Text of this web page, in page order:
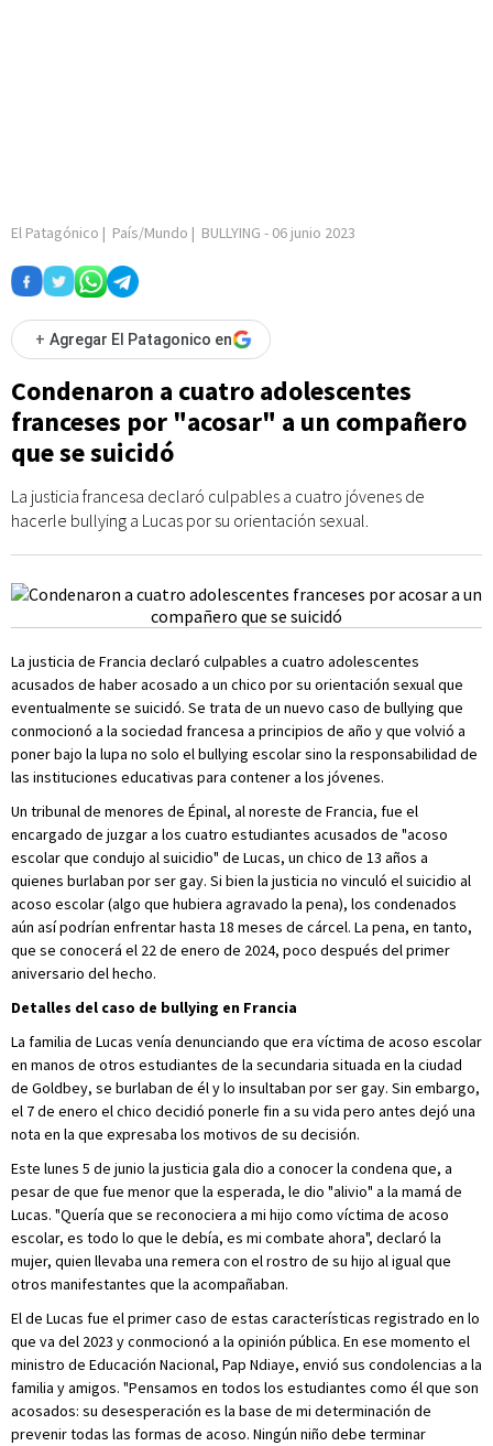
El Patagónico | País/Mundo | BULLYING - 06 junio 2023
+ Agregar El Patagonico en
Condenaron a cuatro adolescentes
franceses por "acosar" a un compañero
que se suicidó
La justicia francesa declaró culpables a cuatro jóvenes de
hacerle bullying a Lucas por su orientación sexual.
La justicia de Francia declaró culpables a cuatro adolescentes
acusados de haber acosado a un chico por su orientación sexual que
eventualmente se suicidó. Se trata de un nuevo caso de bullying que
conmocionó a la sociedad francesa a principios de año y que volvió a
poner bajo la lupa no solo el bullying escolar sino la responsabilidad de
las instituciones educativas para contener a los jóvenes.
Un tribunal de menores de Épinal, al noreste de Francia, fue el
encargado de juzgar a los cuatro estudiantes acusados de "acoso
escolar que condujo al suicidio" de Lucas, un chico de 13 años a
quienes burlaban por ser gay. Si bien la justicia no vinculó el suicidio al
acoso escolar (algo que hubiera agravado la pena), los condenados
aún así podrían enfrentar hasta 18 meses de cárcel. La pena, en tanto,
que se conocerá el 22 de enero de 2024, poco después del primer
aniversario del hecho.
Detalles del caso de bullying en Francia
La familia de Lucas venía denunciando que era víctima de acoso escolar
en manos de otros estudiantes de la secundaria situada en la ciudad
de Goldbey, se burlaban de él y lo insultaban por ser gay. Sin embargo,
el 7 de enero el chico decidió ponerle fin a su vida pero antes dejó una
nota en la que expresaba los motivos de su decisión.
Este lunes 5 de junio la justicia gala dio a conocer la condena que, a
pesar de que fue menor que la esperada, le dio "alivio" a la mamá de
Lucas. "Quería que se reconociera a mi hijo como víctima de acoso
escolar, es todo lo que le debía, es mi combate ahora", declaró la
mujer, quien llevaba una remera con el rostro de su hijo al igual que
otros manifestantes que la acompañaban.
El de Lucas fue el primer caso de estas características registrado en lo
que va del 2023 y conmocionó a la opinión pública. En ese momento el
ministro de Educación Nacional, Pap Ndiaye, envió sus condolencias a la
familia y amigos. "Pensamos en todos los estudiantes como él que son
acosados: su desesperación es la base de mi determinación de
prevenir todas las formas de acoso. Ningún niño debe terminar